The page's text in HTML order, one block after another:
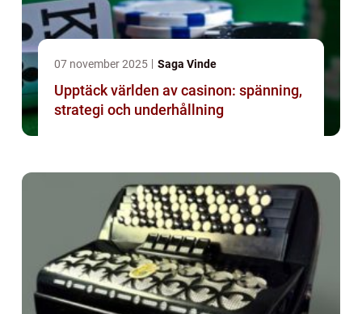
07 november 2025 Saga Vinde
Upptäck världen av casinon: spänning,
strategi och underhållning